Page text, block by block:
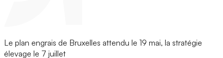
Le plan engrais de Bruxelles attendu le 19 mai, la stratégie
élevage le 7 juillet